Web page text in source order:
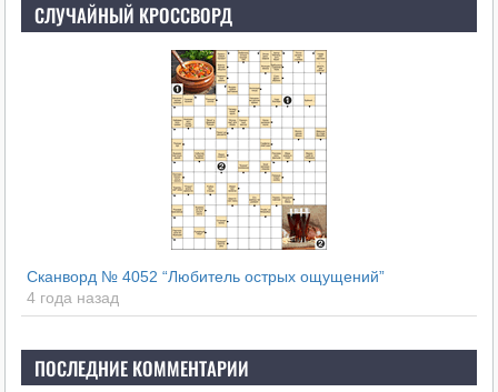
СЛУЧАЙНЫЙ КРОССВОРД
Сканворд № 4052 “Любитель острых ощущений”
4 года назад
ПОСЛЕДНИЕ КОММЕНТАРИИ